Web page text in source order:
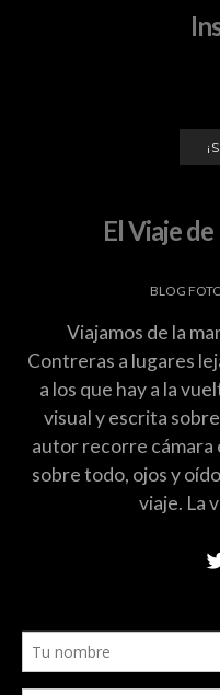
El Viaje
BLOG
Viajamos de la
Contreras a lugares
a los que hay a la
visual y escrita
autor recorre cámara
sobre todo, ojos y
viaje. La